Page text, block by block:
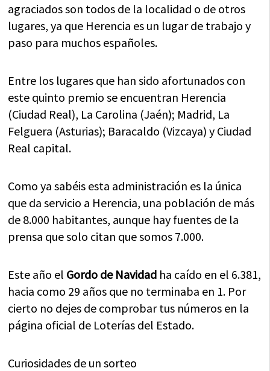
agraciados son todos de la localidad o de otros
lugares, ya que Herencia es un lugar de trabajo y
paso para muchos españoles.
Entre los lugares que han sido afortunados con
este quinto premio se encuentran Herencia
(Ciudad Real), La Carolina (Jaén); Madrid, La
Felguera (Asturias); Baracaldo (Vizcaya) y Ciudad
Real capital.
Como ya sabéis esta administración es la única
que da servicio a Herencia, una población de más
de 8.000 habitantes, aunque hay fuentes de la
prensa que solo citan que somos 7.000.
Este año el Gordo de Navidad ha caído en el 6.381,
hacia como 29 años que no terminaba en 1. Por
cierto no dejes de comprobar tus números en la
página oficial de Loterías del Estado.
Curiosidades de un sorteo